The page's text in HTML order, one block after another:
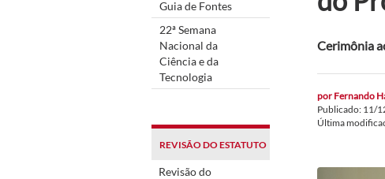
Guia de Fontes
22ª Semana
Nacional da
Ciência e da
Tecnologia
REVISÃO DO ESTATUTO
Revisão do
Cerimônia
por Fernando
Publicado: 11/
Última